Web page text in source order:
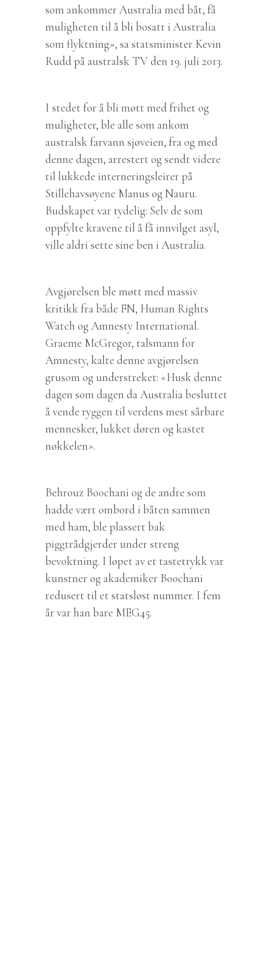
som ankommer Australia med båt, få
muligheten til å bli bosatt i Australia
som flyktning», sa statsminister Kevin
Rudd på australsk TV den 19. juli 2013.
I stedet for å bli møtt med frihet og
muligheter, ble alle som ankom
australsk farvann sjøveien, fra og med
denne dagen, arrestert og sendt videre
til lukkede interneringsleirer på
Stillehavsøyene Manus og Nauru.
Budskapet var tydelig: Selv de som
oppfylte kravene til å få innvilget asyl,
ville aldri sette sine ben i Australia.
Avgjørelsen ble møtt med massiv
kritikk fra både FN, Human Rights
Watch og Amnesty International.
Graeme McGregor, talsmann for
Amnesty, kalte denne avgjørelsen
grusom og understreket: «Husk denne
dagen som dagen da Australia besluttet
å vende ryggen til verdens mest sårbare
mennesker, lukket døren og kastet
nøkkelen».
Behrouz Boochani og de andre som
hadde vært ombord i båten sammen
med ham, ble plassert bak
piggtrådgjerder under streng
bevoktning. I løpet av et tastetrykk var
kunstner og akademiker Boochani
redusert til et statsløst nummer. I fem
år var han bare MEG45.